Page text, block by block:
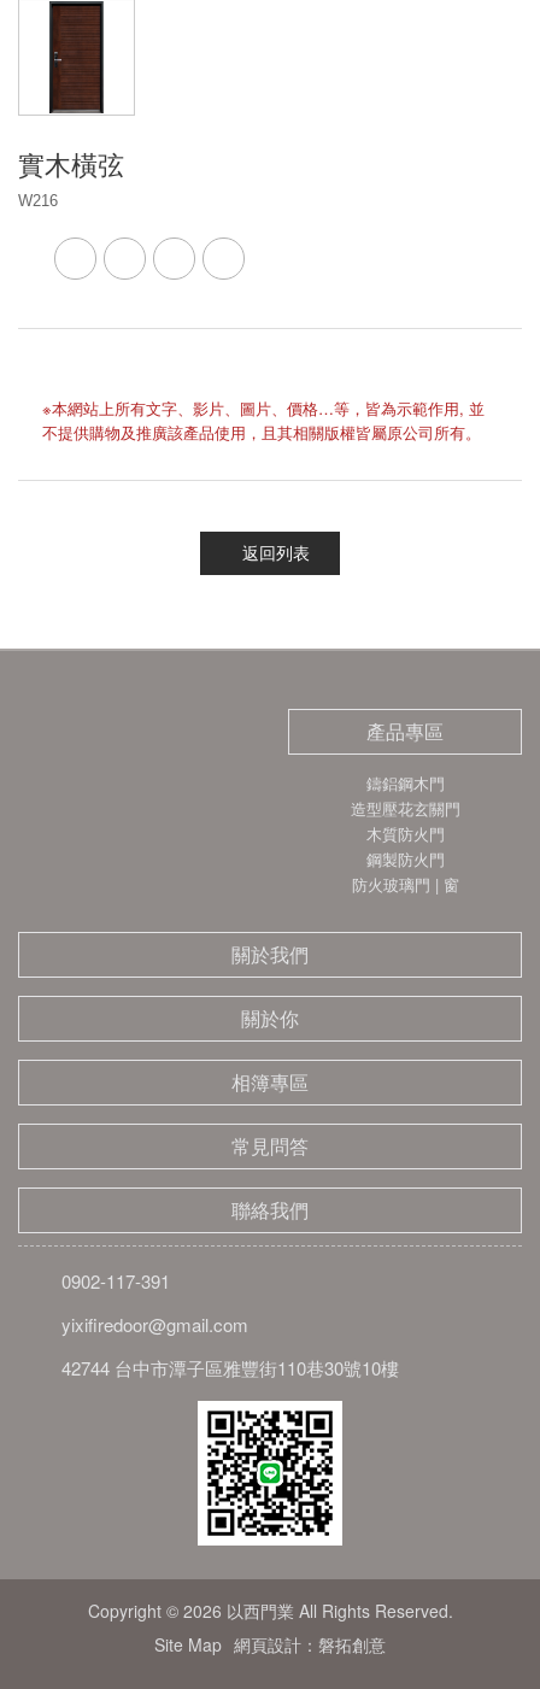
實木橫弦
W216
※本網站上所有文字、影片、圖片、價格…等，皆為示範作用, 並
不提供購物及推廣該產品使用，且其相關版權皆屬原公司所有。
返回列表
產品專區
鑄鋁鋼木門
造型壓花玄關門
木質防火門
鋼製防火門
防火玻璃門 | 窗
關於我們
關於你
相簿專區
常見問答
聯絡我們
0902-117-391
yixifiredoor@gmail.com
42744 台中市潭子區雅豐街110巷30號10樓
Copyright © 2026 以西門業 All Rights Reserved.
Site Map 網頁設計：磐拓創意